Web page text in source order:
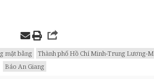
mặt bằng Thành phố Hồ Chí Minh-Trung Lương-
Báo An Giang